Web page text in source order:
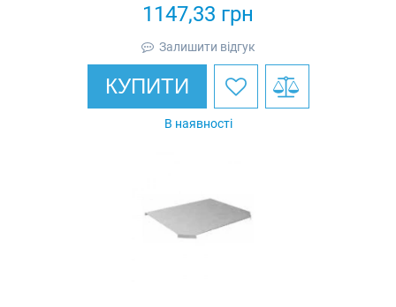
1147,33 грн
Залишити відгук
КУПИТИ
В наявності